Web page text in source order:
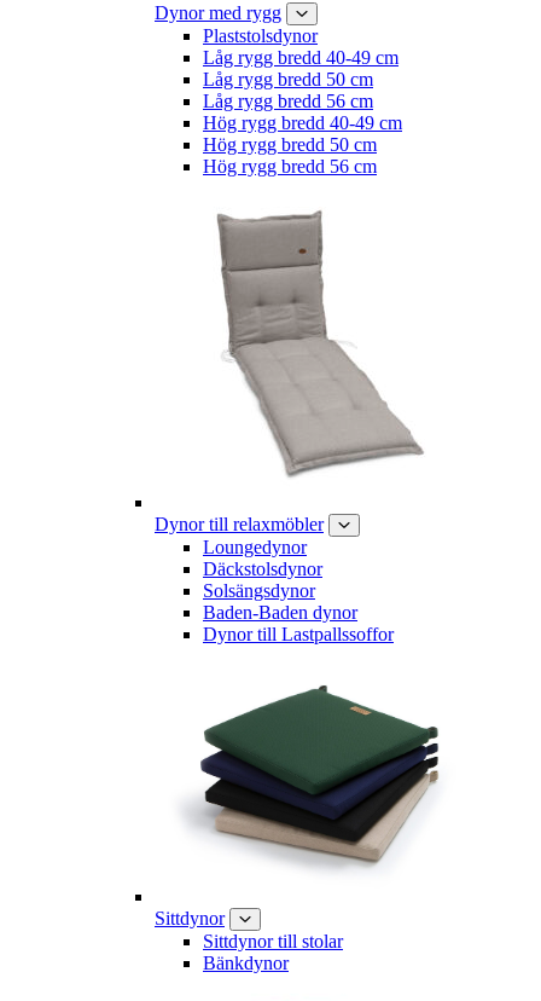
Dynor med rygg
Plaststolsdynor
Låg rygg bredd 40-49 cm
Låg rygg bredd 50 cm
Låg rygg bredd 56 cm
Hög rygg bredd 40-49 cm
Hög rygg bredd 50 cm
Hög rygg bredd 56 cm
Dynor till relaxmöbler
Loungedynor
Däckstolsdynor
Solsängsdynor
Baden-Baden dynor
Dynor till Lastpallssoffor
Sittdynor
Sittdynor till stolar
Bänkdynor